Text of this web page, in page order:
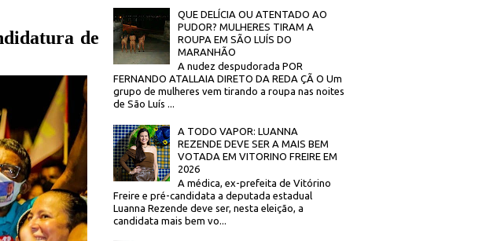
de
QUE DELÍCIA OU ATENTADO AO
PUDOR? MULHERES TIRAM A
ROUPA EM SÃO LUÍS DO
MARANHÃO
A nudez despudorada POR
FERNANDO ATALLAIA DIRETO DA REDA ÇÃ O Um
grupo de mulheres vem tirando a roupa nas noites
de São Luís ...
A TODO VAPOR: LUANNA
REZENDE DEVE SER A MAIS BEM
VOTADA EM VITORINO FREIRE EM
2026
A médica, ex-prefeita de Vitórino
Freire e pré-candidata a deputada estadual
Luanna Rezende deve ser, nesta eleição, a
candidata mais bem vo...